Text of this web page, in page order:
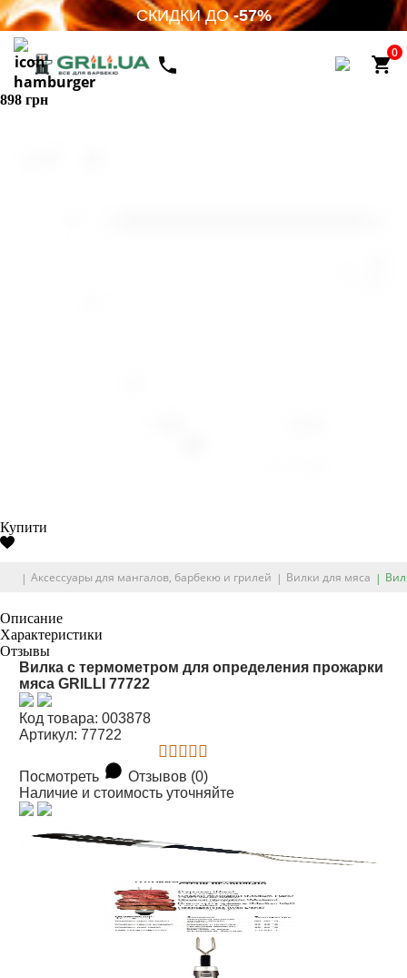
СКИДКИ ДО-57%
0
898 грн
Купити
Аксессуары для мангалов, барбекю и грилей Вилки для мяса
Описание
Характеристики
Отзывы
Вилка с термометром для определения прожарки
мяса GRILLI 77722
Код товара: 003878
Артикул: 77722
Посмотреть
Отзывов (0)
Наличие и стоимость уточняйте